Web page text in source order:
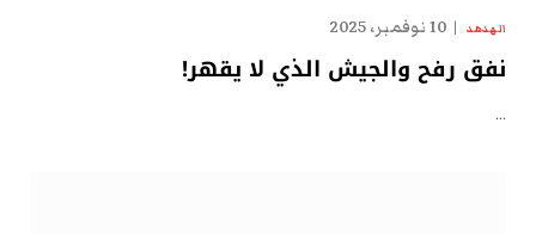
الهدهد 10 نوفمبر، 2025
نفق رفح والجيش الذي لا يقهر!
…